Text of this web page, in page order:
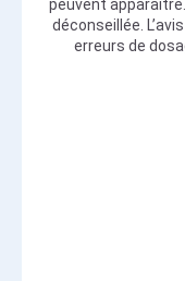
peuvent
déconseillée.
erreurs de